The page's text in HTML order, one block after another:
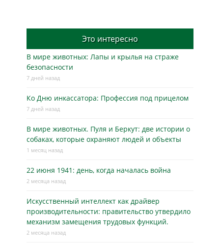
Это интересно
В мире животных: Лапы и крылья на страже
безопасности
7 дней назад
Ко Дню инкассатора: Профессия под прицелом
7 дней назад
В мире животных. Пуля и Беркут: две истории о
собаках, которые охраняют людей и объекты
1 месяц назад
22 июня 1941: день, когда началась война
2 месяца назад
Искусственный интеллект как драйвер
производительности: правительство утвердило
механизм замещения трудовых функций.
2 месяца назад